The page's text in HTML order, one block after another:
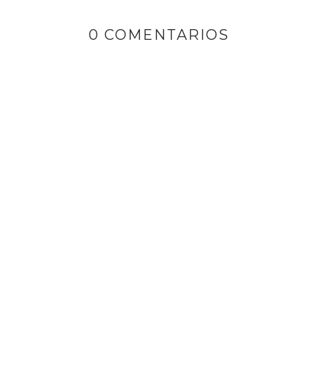
0 COMENTARIOS